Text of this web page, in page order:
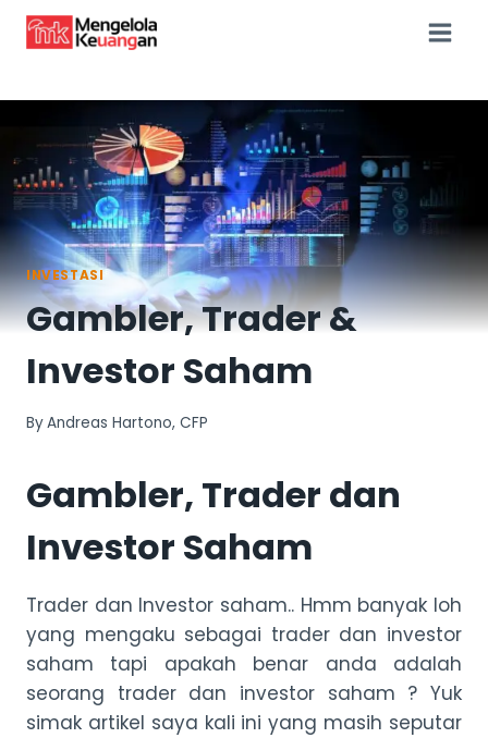
Skip
INVESTASI
Gambler, Trader &
Investor Saham
ByAndreas Hartono, CFP
Gambler, Trader dan
Investor Saham
Trader dan Investor saham.. Hmm banyak loh
yang mengaku sebagai trader dan investor
saham tapi apakah benar anda adalah
seorang trader dan investor saham ? Yuk
simak artikel saya kali ini yang masih seputar